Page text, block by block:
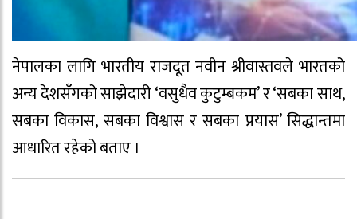
नेपालका लागि भारतीय राजदूत नवीन श्रीवास्तवले भारतको
अन्य देशसँगको साझेदारी ‘वसुधैव कुटुम्बकम’ र ‘सबका साथ,
सबका विकास, सबका विश्वास र सबका प्रयास’ सिद्धान्तमा
आधारित रहेको बताए ।